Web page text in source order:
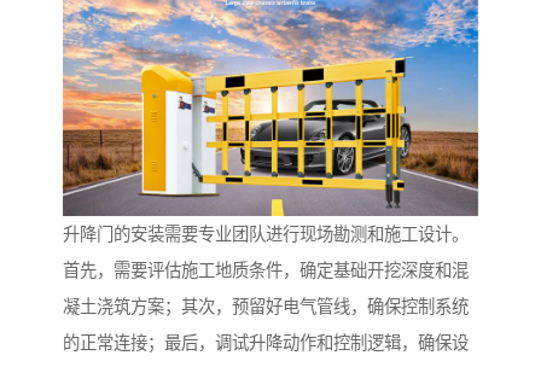
升降门的安装需要专业团队进行现场勘测和施工设计。
首先，需要评估施工地质条件，确定基础开挖深度和混
凝土浇筑方案；其次，预留好电气管线，确保控制系统
的正常连接；最后，调试升降动作和控制逻辑，确保设